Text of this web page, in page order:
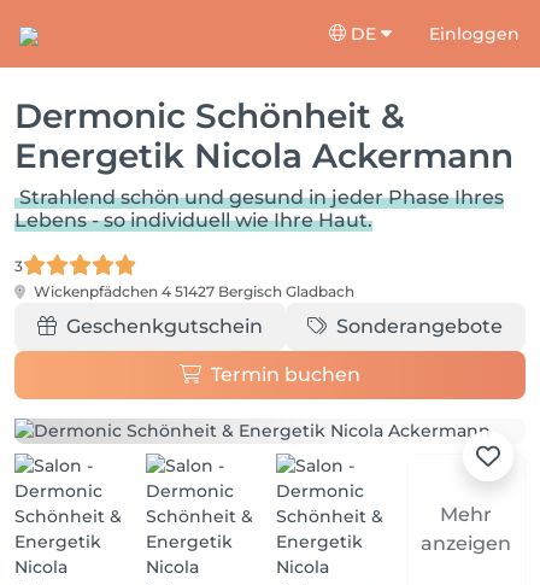
DE Einloggen
Dermonic Schönheit &
Energetik Nicola Ackermann
Strahlend schön und gesund in jeder Phase Ihres
Lebens - so individuell wie Ihre Haut.
3
Wickenpfädchen 4 51427 Bergisch Gladbach
Geschenkgutschein Sonderangebote
Termin buchen
Mehr
anzeigen